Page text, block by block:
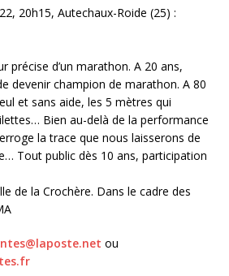
20h15, Autechaux-Roide (25) :
précise d’un marathon. A 20 ans,
devenir champion de marathon. A 80
et sans aide, les 5 mètres qui
Bien au-delà de la performance
la trace que nous laisserons de
Tout public dès 10 ans, participation
de la Crochère. Dans le cadre des
ou